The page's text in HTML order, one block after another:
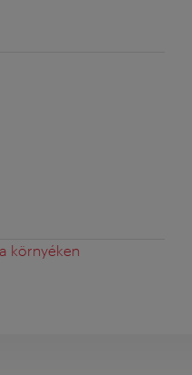
környéken